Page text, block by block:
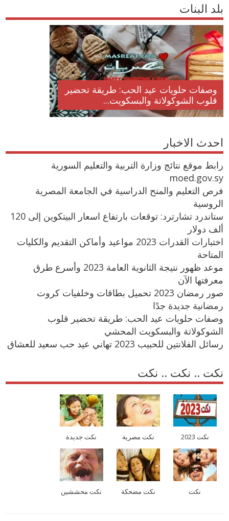
بلد البنات
وصفات حلويات عيد الحب: طريقة تحضير
قلوب الشوكولاتة والبسكويت...
احدث الاخبار
رابط موقع نتائج وزارة التربية والتعليم السورية
moed.gov.sy
فرص التعليم والمنح الدراسية في الجامعة المصرية
الروسية
ستاندرد تشارترد: توقعات بارتفاع اسعار البيتكوين إلى 120
ألف دولار
اختبارات القدرات 2023 مواعيد وأماكن التقديم والكليات
المتاحة
موعد ظهور نتيجة الثانوية العامة 2023 وأسرع طرق
معرفتها الآن
صور رمضان 2023 تحميل بطاقات وخلفيات كروت
رمضانية جديدة جدًا
وصفات حلويات عيد الحب: طريقة تحضير قلوب
الشوكولاتة والبسكويت المحشي
رسائل الفلانتين للحبيب 2023 تهاني عيد حب سعيد للعشاق
نكت .. نكت .. نكت
نكت 2023 نكت مصرية نكت جديدة
نكت نكت مضحكة نكت محششين